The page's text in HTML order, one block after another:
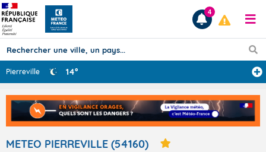
Prévisions
TOUS LES RÉSULTATS
4
Pierreville 14°
METEO PIERREVILLE (54160)